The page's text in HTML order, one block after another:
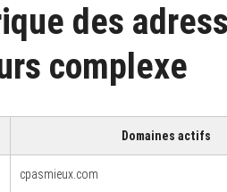
des
complexe
Domaines actifs
cpasmieux.com